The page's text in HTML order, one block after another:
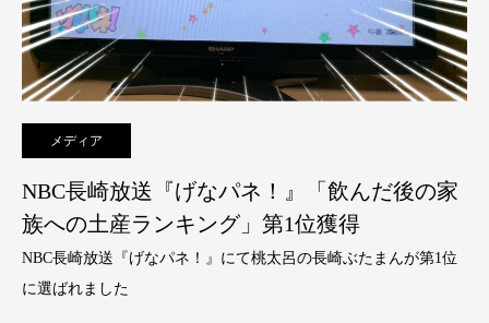
メディア
NBC長崎放送『げなパネ！』「飲んだ後の家
族への土産ランキング」第1位獲得
NBC長崎放送『げなパネ！』にて桃太呂の長崎ぶたまんが第1位
に選ばれました